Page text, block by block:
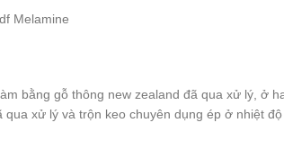
Melamine
bằng gỗ thông new zealand đã qua xử lý, ở
qua xử lý và trộn keo chuyên dụng ép ở nhiệt